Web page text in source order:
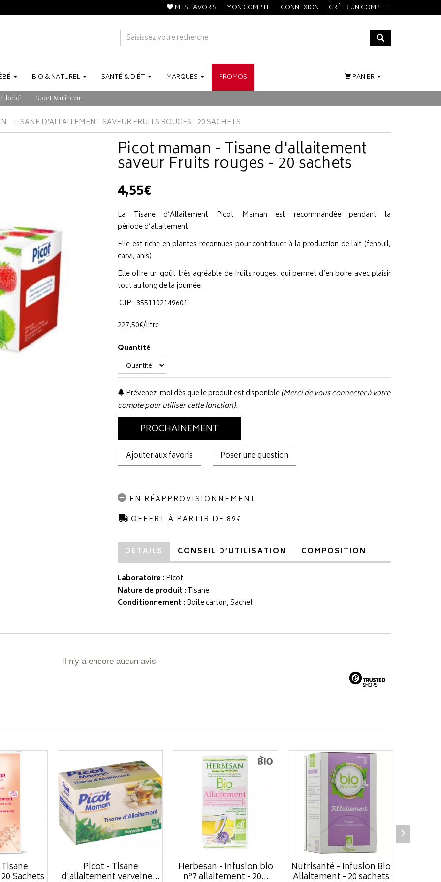
MES FAVORIS MON COMPTE CONNEXION CRÉER UN COMPTE
BIO &NATUREL SANTÉ &DIÉT MARQUES PROMOS
bébé Sport & minceur
PANIER
- TISANE D'ALLAITEMENT SAVEUR FRUITS ROUGES - 20 SACHETS
Picot maman - Tisane d'allaitement
saveur Fruits rouges - 20 sachets
4,55€
La Tisane d’Allaitement Picot Maman est recommandée pendant la
période d’allaitement
Elle est riche en plantes reconnues pour contribuer à la production de lait (fenouil,
carvi, anis)
Elle offre un goût très agréable de fruits rouges, qui permet d’en boire avec plaisir
tout au long de la journée.
CIP : 3551102149601
227,50€/litre
Quantité
Prévenez-moi dès que le produit est disponible(Merci de vous connecter à votre
compte pour utiliser cette fonction).
PROCHAINEMENT
Ajouter aux favoris Poser une question
EN RÉAPPROVISIONNEMENT
OFFERT À PARTIR DE 89€
DÉTAILS CONSEIL D’UTILISATION COMPOSITION
Laboratoire : Picot
Nature de produit : Tisane
Conditionnement : Boite carton, Sachet
Il n'y a encore aucun avis.
Sachets
Picot - Tisane
d'allaitement verveine...
Herbesan - Infusion bio
n°7 allaitement - 20...
Nutrisanté - Infusion Bio
Allaitement - 20 sachets